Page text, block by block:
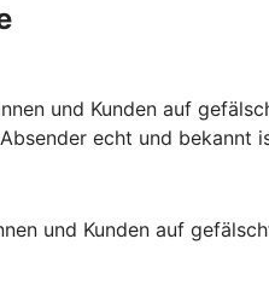
und Kunden auf
echt und bekannt
und Kunden auf